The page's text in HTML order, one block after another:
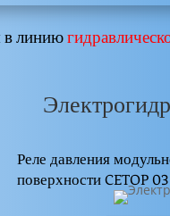
в линию
Реле давления
поверхности CETOP